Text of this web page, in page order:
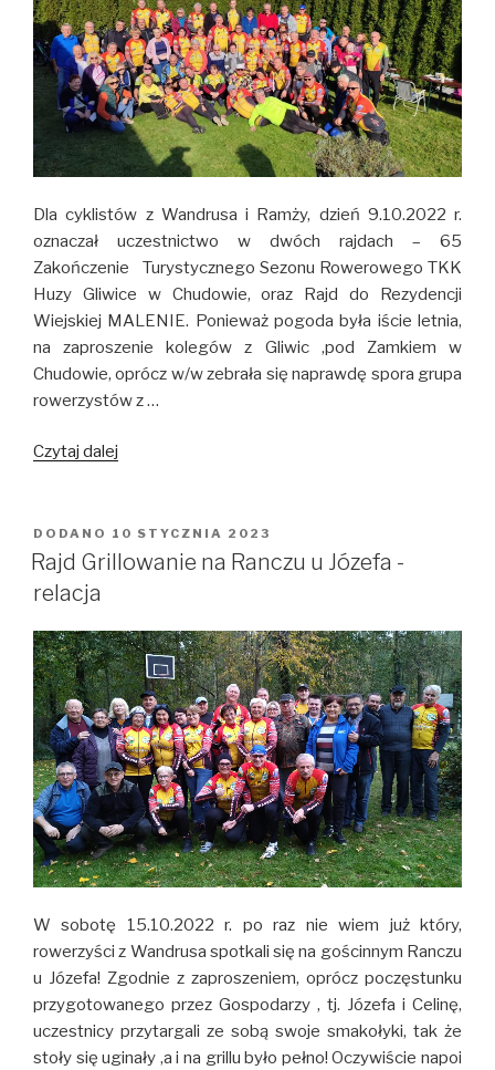
Dla cyklistów z Wandrusa i Ramży, dzień 9.10.2022 r.
oznaczał uczestnictwo w dwóch rajdach – 65
Zakończenie Turystycznego Sezonu Rowerowego TKK
Huzy Gliwice w Chudowie, oraz Rajd do Rezydencji
Wiejskiej MALENIE. Ponieważ pogoda była iście letnia,
na zaproszenie kolegów z Gliwic ,pod Zamkiem w
Chudowie, oprócz w/w zebrała się naprawdę spora grupa
rowerzystów z …
Czytaj dalej
Rezydencja
Malenie
DODANO OPUBLIKOWANE
W
10 STYCZNIA 2023
Rajd Grillowanie na Ranczu u Józefa -
relacja
W sobotę 15.10.2022 r. po raz nie wiem już który,
rowerzyści z Wandrusa spotkali się na gościnnym Ranczu
u Józefa! Zgodnie z zaproszeniem, oprócz poczęstunku
przygotowanego przez Gospodarzy , tj. Józefa i Celinę,
uczestnicy przytargali ze sobą swoje smakołyki, tak że
stoły się uginały ,a i na grillu było pełno! Oczywiście napoi